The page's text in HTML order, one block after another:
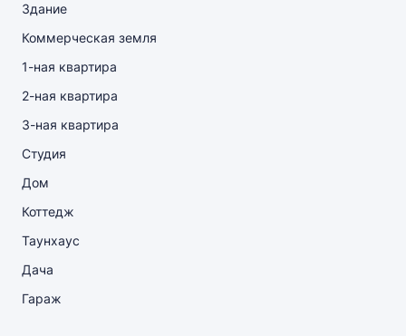
Здание
Коммерческая земля
1-ная квартира
2-ная квартира
3-ная квартира
Студия
Дом
Коттедж
Таунхаус
Дача
Гараж